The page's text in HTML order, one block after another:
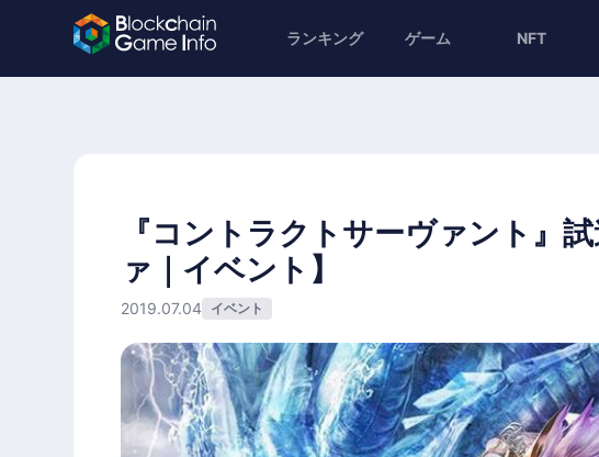
ランキング ゲーム NFT
『コントラクトサーヴァント』
ァ｜イベント】
2019.07.04 イベント